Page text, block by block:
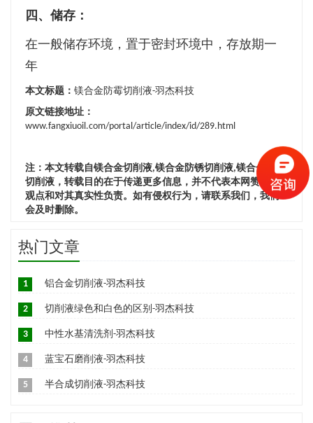
四、储存：
在一般储存环境，置于密封环境中，存放期一
年
本文标题： 镁合金防霉切削液-羽杰科技
原文链接地址：
www.fangxiuoil.com/portal/article/index/id/289.html
注：本文转载自镁合金切削液,镁合金防锈切削液,镁合金防霉
切削液，转载目的在于传递更多信息，并不代表本网赞同其
观点和对其真实性负责。如有侵权行为，请联系我们，我们
会及时删除。
热门文章
1 铝合金切削液-羽杰科技
2 切削液绿色和白色的区别-羽杰科技
3 中性水基清洗剂-羽杰科技
4 蓝宝石磨削液-羽杰科技
5 半合成切削液-羽杰科技